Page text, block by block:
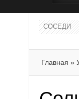
СОСЕДИ
Главная »